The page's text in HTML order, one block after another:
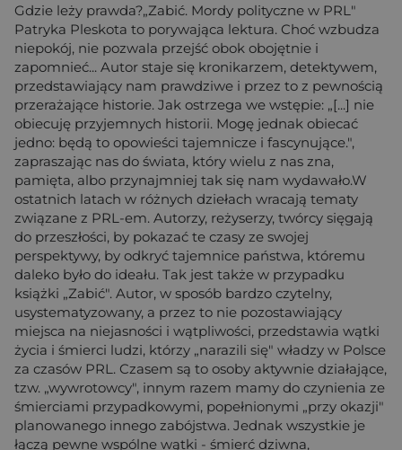
Gdzie leży prawda?„Zabić. Mordy polityczne w PRL"
Patryka Pleskota to porywająca lektura. Choć wzbudza
niepokój, nie pozwala przejść obok obojętnie i
zapomnieć... Autor staje się kronikarzem, detektywem,
przedstawiający nam prawdziwe i przez to z pewnością
przerażające historie. Jak ostrzega we wstępie: „[...] nie
obiecuję przyjemnych historii. Mogę jednak obiecać
jedno: będą to opowieści tajemnicze i fascynujące.",
zapraszając nas do świata, który wielu z nas zna,
pamięta, albo przynajmniej tak się nam wydawało.W
ostatnich latach w różnych dziełach wracają tematy
związane z PRL-em. Autorzy, reżyserzy, twórcy sięgają
do przeszłości, by pokazać te czasy ze swojej
perspektywy, by odkryć tajemnice państwa, któremu
daleko było do ideału. Tak jest także w przypadku
książki „Zabić". Autor, w sposób bardzo czytelny,
usystematyzowany, a przez to nie pozostawiający
miejsca na niejasności i wątpliwości, przedstawia wątki
życia i śmierci ludzi, którzy „narazili się" władzy w Polsce
za czasów PRL. Czasem są to osoby aktywnie działające,
tzw. „wywrotowcy", innym razem mamy do czynienia ze
śmierciami przypadkowymi, popełnionymi „przy okazji"
planowanego innego zabójstwa. Jednak wszystkie je
łączą pewne wspólne wątki - śmierć dziwna,